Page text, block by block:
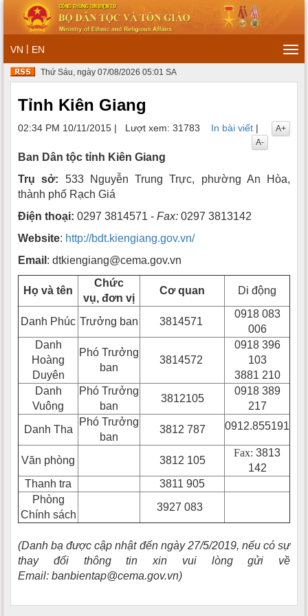
VN | EN
Thứ Sáu, ngày 07/08/2026 05:01 SA
Tỉnh Kiên Giang
02:34 PM 10/11/2015 | Lượt xem: 31783 In bài viết |
A+
A-
Ban Dân tộc tỉnh Kiên Giang
Trụ sở: 533 Nguyễn Trung Trực, phường An Hòa,
thành phố Rạch Giá
Điện thoại: 0297 3814571 - Fax: 0297 3813142
Website: http://bdt.kiengiang.gov.vn/
Email : dtkiengiang@cema.gov.vn
Họ và tên
Chức
vụ, đơn vị
Cơ quan Di động
Danh Phúc Trưởng ban 3814571
0918 083
006
Danh
Hoàng
Duyên
Phó Trưởng
ban
3814572
0918 396
103
3881 210
Danh
Vuông
Phó Trưởng
ban
3812105
0918 389
217
Danh Tha
Phó Trưởng
ban
3812 787 0912.855191
Văn phòng 3812 105
Fax: 3813
142
Thanh tra
3811 905
Phòng
Chính sách
3927 083
(Danh bạ được cập nhật đến ngày 27/5/2019, nếu có sự
thay đổi thông tin xin vui lòng gửi về
Email: banbientap@cema.gov.vn)